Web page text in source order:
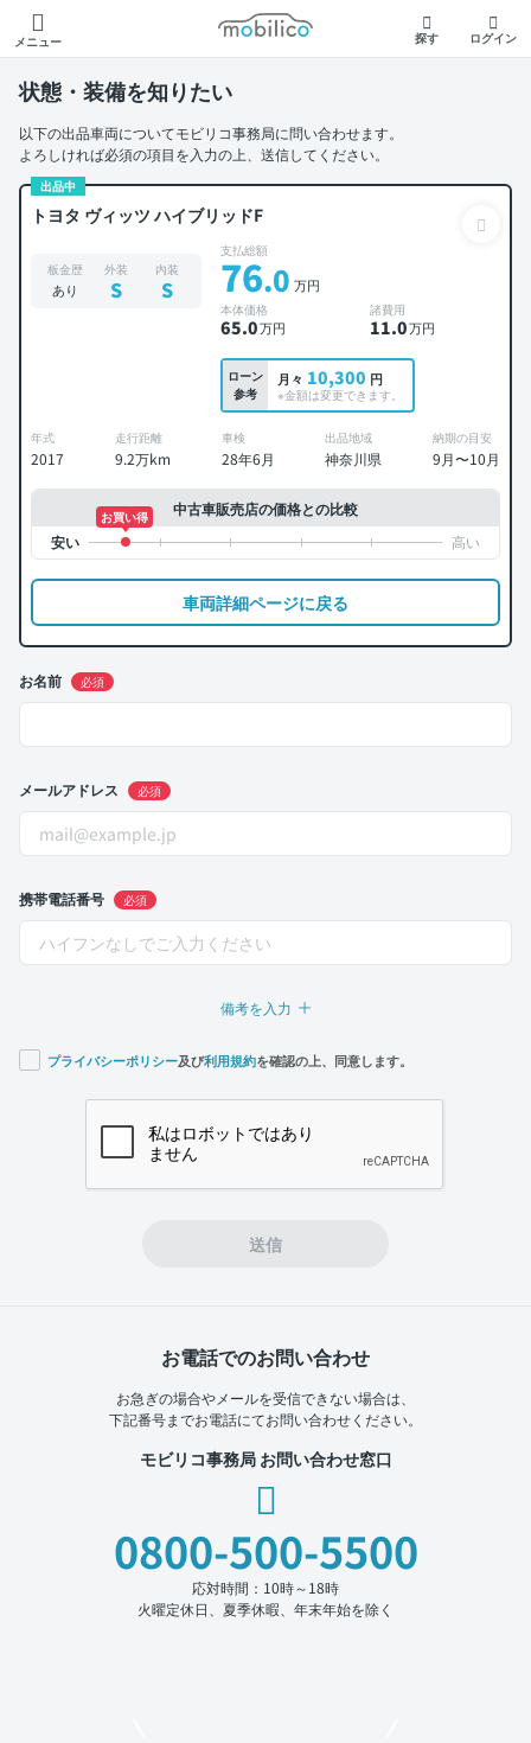
メニュー
モビリコ
探す ログイン
状態・装備を知りたい
以下の出品車両についてモビリコ事務局に問い合わせます。
よろしければ必須の項目を入力の上、送信してください。
出品中
トヨタ ヴィッツ ハイブリッドF
板金歴
あり
外装
S
内装
S
支払総額
76.0 万円
本体価格
65.0万円
諸費用
11.0万円
ローン
参考
月々 10,300 円
※金額は変更できます。
年式
2017
走行距離
9.2万km
車検
28年6月
出品地域
神奈川県
納期の目安
9月〜10月
中古車販売店の価格との比較
お買い得
車両詳細ページに戻る
お名前 必須
メールアドレス 必須
携帯電話番号 必須
備考を入力
プライバシーポリシー及び利用規約を確認の上、同意します。
送信
お電話でのお問い合わせ
お急ぎの場合やメールを受信できない場合は、
下記番号までお電話にてお問い合わせください。
モビリコ事務局 お問い合わせ窓口
0800-500-5500
応対時間：10時～18時
火曜定休日、夏季休暇、年末年始を除く